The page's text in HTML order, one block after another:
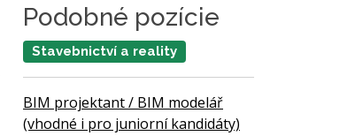
Podobné pozície
Stavebnictví a reality
BIM projektant / BIM modelář
(vhodné i pro juniorní kandidáty)